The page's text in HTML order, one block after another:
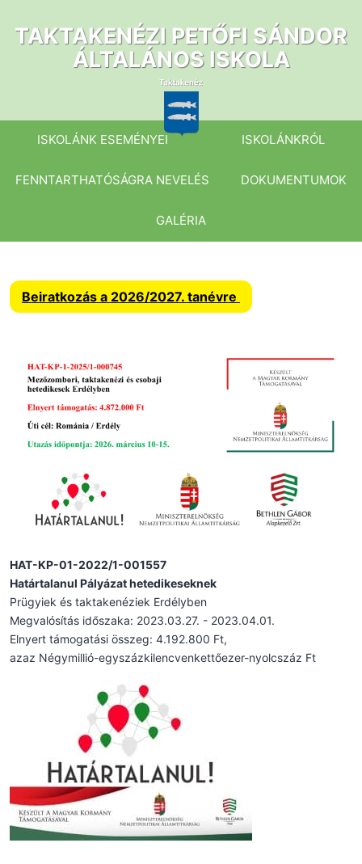
tartalomhoz
TAKTAKENÉZI PETŐFI SÁNDOR
ÁLTALÁNOS ISKOLA
ISKOLÁNK ESEMÉNYEI ISKOLÁNKRÓL
FENNTARTHATÓSÁGRA NEVELÉS DOKUMENTUMOK
GALÉRIA
Beiratkozás a 2026/2027. tanévre
HAT-KP-01-2022/1-001557
Határtalanul Pályázat hetedikeseknek
Prügyiek és taktakenéziek Erdélyben
Megvalósítás időszaka: 2023.03.27. - 2023.04.01.
Elnyert támogatási összeg: 4.192.800 Ft,
azaz Négymillió-egyszázkilencvenkettőezer-nyolcszáz Ft